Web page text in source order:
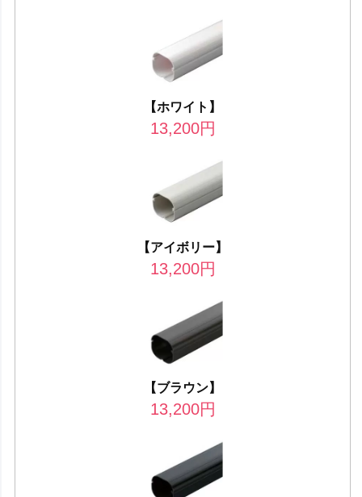
【ホワイト】
13,200円
【アイボリー】
13,200円
【ブラウン】
13,200円